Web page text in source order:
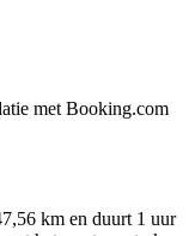
met Booking.com
km en duurt 1 uur